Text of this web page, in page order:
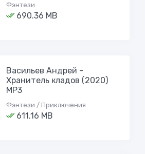
Фэнтези
690.36 MB
Васильев Андрей -
Хранитель кладов (2020)
MP3
Фэнтези / Приключения
611.16 MB